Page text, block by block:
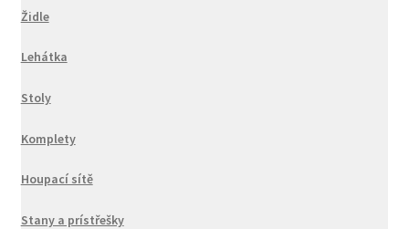
Židle
Lehátka
Stoly
Komplety
Houpací sítě
Stany a prístřešky